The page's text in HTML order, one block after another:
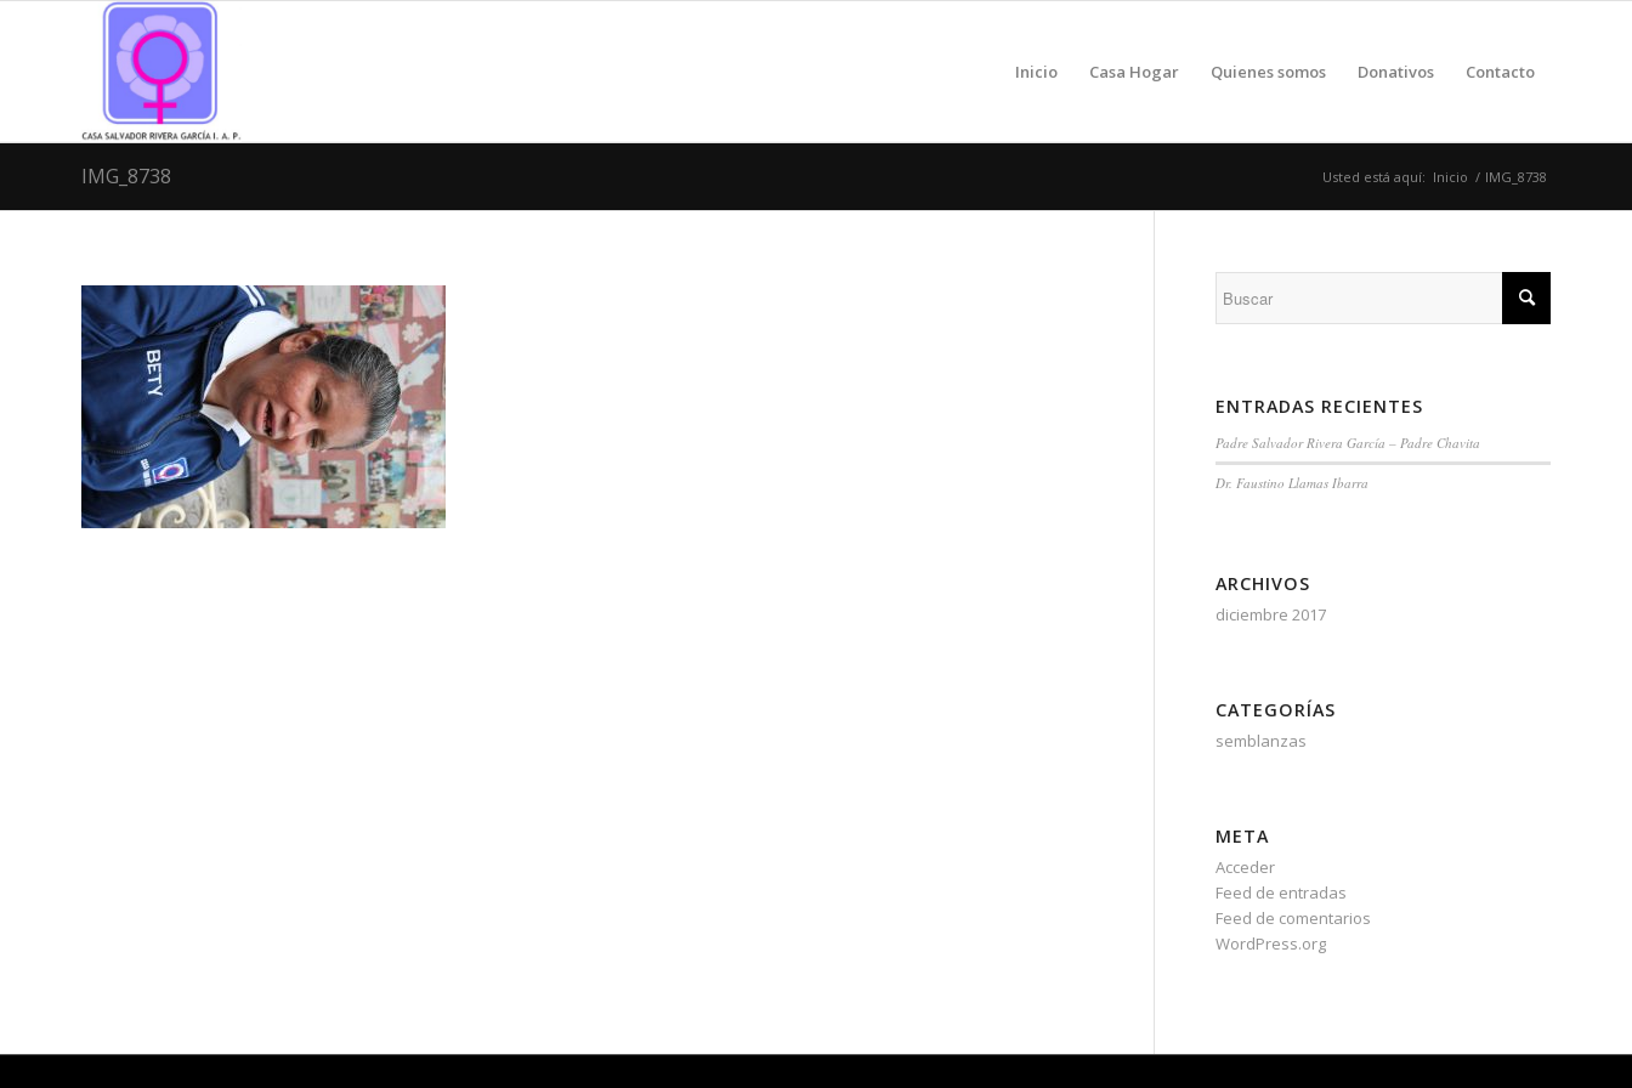
Inicio Casa Hogar Quienes somos Donativos Contacto
IMG_8738 Usted está aquí: Inicio / IMG_8738
ENTRADAS RECIENTES
Padre Salvador Rivera García – Padre Chavita
Dr. Faustino Llamas Ibarra
ARCHIVOS
diciembre 2017
CATEGORÍAS
semblanzas
META
Acceder
Feed de entradas
Feed de comentarios
WordPress.org